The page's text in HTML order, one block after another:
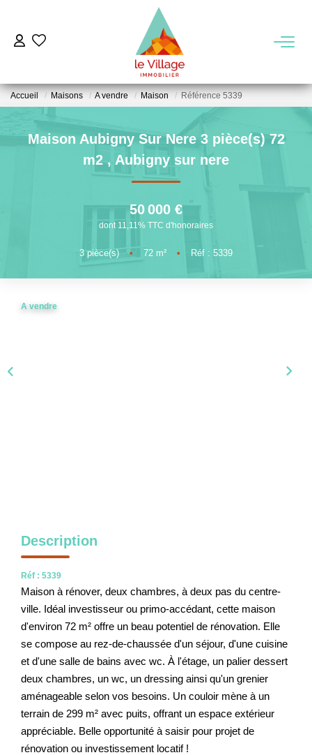
VENTE
GESTION
Nos Agences
Notre Équipe
Accueil Maisons A vendre Maison Référence 5339
Maison Aubigny Sur Nere 3 pièce(s) 72
m2 , Aubigny sur nere
50 000 €
dont 11,11% TTC d'honoraires
3pièce(s) • 72 m² • Réf : 5339
A vendre
Description
Réf : 5339
Maison à rénover, deux chambres, à deux pas du centre-
ville. Idéal investisseur ou primo-accédant, cette maison
d'environ 72 m² offre un beau potentiel de rénovation. Elle
se compose au rez-de-chaussée d'un séjour, d'une cuisine
et d'une salle de bains avec wc. À l'étage, un palier dessert
deux chambres, un wc, un dressing ainsi qu'un grenier
aménageable selon vos besoins. Un couloir mène à un
terrain de 299 m² avec puits, offrant un espace extérieur
appréciable. Belle opportunité à saisir pour projet de
rénovation ou investissement locatif !